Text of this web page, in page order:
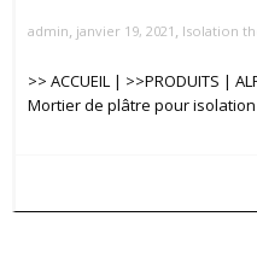
admin, janvier 19, 2021 , Isolation
>> ACCUEIL | >>PRODUITS |
Mortier de plâtre pour